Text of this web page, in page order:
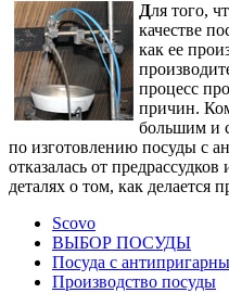
Для того,
качестве
как ее
процесс
причин.
большим и
по изготовлению посуды с
отказалась от
деталях о том, как делается
Scovo
ВЫБОР ПОСУДЫ
Посуда с
Производство посуды